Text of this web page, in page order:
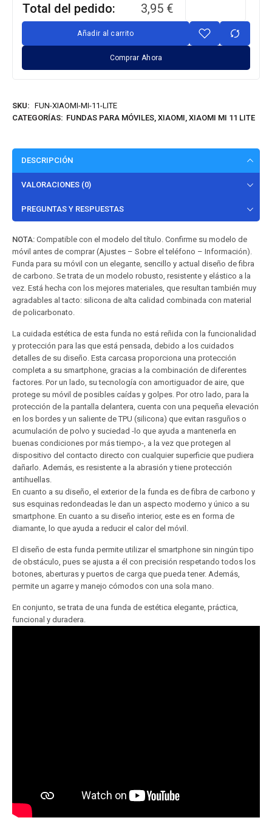
Total del pedido:
3,95 €
Añadir al carrito
Comprar Ahora
SKU: FUN-XIAOMI-MI-11-LITE
CATEGORÍAS: FUNDAS PARA MÓVILES XIAOMI XIAOMI MI 11 LITE
DESCRIPCIÓN
VALORACIONES (0)
PREGUNTAS Y RESPUESTAS
NOTA: Compatible con el modelo del título. Confirme su modelo de
móvil antes de comprar (Ajustes – Sobre el teléfono – Información).
Funda para su móvil con un elegante, sencillo y actual diseño de fibra
de carbono. Se trata de un modelo robusto, resistente y elástico a la
vez. Está hecha con los mejores materiales, que resultan también muy
agradables al tacto: silicona de alta calidad combinada con material
de policarbonato.
La cuidada estética de esta funda no está reñida con la funcionalidad
y protección para las que está pensada, debido a los cuidados
detalles de su diseño. Esta carcasa proporciona una protección
completa a su smartphone, gracias a la combinación de diferentes
factores. Por un lado, su tecnología con amortiguador de aire, que
protege su móvil de posibles caídas y golpes. Por otro lado, para la
protección de la pantalla delantera, cuenta con una pequeña elevación
en los bordes y un saliente de TPU (silicona) que evitan rasguños o
acumulación de polvo y suciedad -lo que ayuda a mantenerla en
buenas condiciones por más tiempo-, a la vez que protegen al
dispositivo del contacto directo con cualquier superficie que pudiera
dañarlo. Además, es resistente a la abrasión y tiene protección
antihuellas.
En cuanto a su diseño, el exterior de la funda es de fibra de carbono y
sus esquinas redondeadas le dan un aspecto moderno y único a su
smartphone. En cuanto a su diseño interior, este es en forma de
diamante, lo que ayuda a reducir el calor del móvil.
El diseño de esta funda permite utilizar el smartphone sin ningún tipo
de obstáculo, pues se ajusta a él con precisión respetando todos los
botones, aberturas y puertos de carga que pueda tener. Además,
permite un agarre y manejo cómodos con una sola mano.
En conjunto, se trata de una funda de estética elegante, práctica,
funcional y duradera.